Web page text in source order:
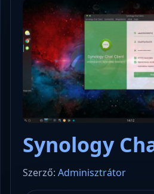
Synology
Szerző: Adminisztrátor